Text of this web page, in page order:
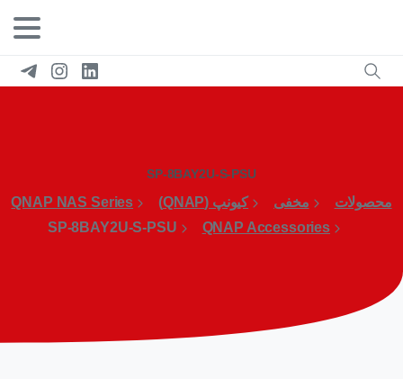
SP-8BAY2U-S-PSU
محصولات مخفی کیونپ (QNAP)
QNAP NAS Series
QNAP Accessories
SP-8BAY2U-S-PSU